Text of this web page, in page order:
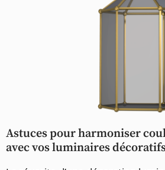
Astuces pour harmoniser
avec vos luminaires